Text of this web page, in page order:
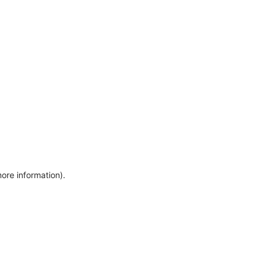
information).